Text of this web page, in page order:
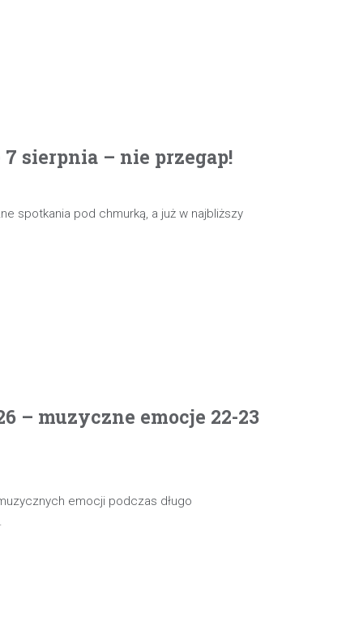
sierpnia – nie przegap!
spotkania pod chmurką, a już w najbliższy
– muzyczne emocje 22-23
emocji podczas długo